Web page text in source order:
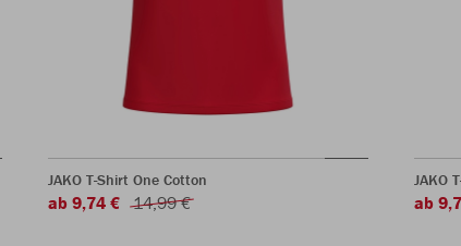
JAKO T-Shirt One Cotton
ab 9,74 € 14,99 €
JAKO
ab